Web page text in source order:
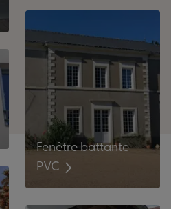
Fenêtre battante
PVC